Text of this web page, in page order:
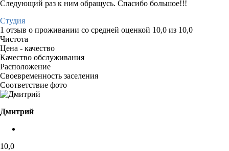
Следующий раз к ним обращусь. Спасибо большое!!!
Студия
1 отзыв о проживании со средней оценкой 10,0 из 10,0
Чистота
Цена - качество
Качество обслуживания
Расположение
Своевременность заселения
Соответствие фото
Дмитрий
10,0